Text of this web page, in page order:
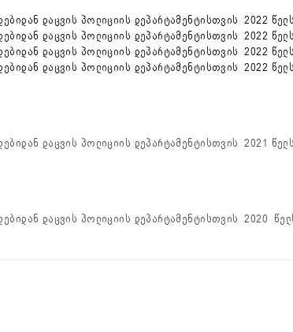
დაცვის პოლიციის დეპარტამენტისთვის 2022
დაცვის პოლიციის დეპარტამენტისთვის 2022
დაცვის პოლიციის დეპარტამენტისთვის 2022
დაცვის პოლიციის დეპარტამენტისთვის 2022
დაცვის პოლიციის დეპარტამენტისთვის 2021
დაცვის პოლიციის დეპარტამენტისთვის 2020